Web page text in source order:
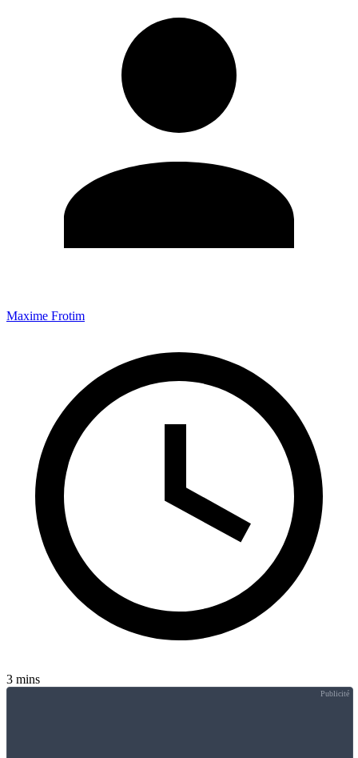
Maxime Frotim
3 mins